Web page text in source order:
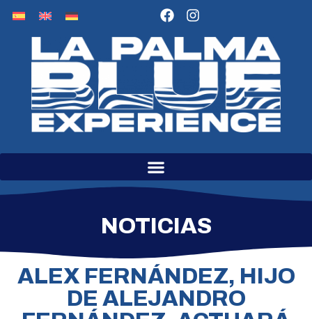
contenido
NOTICIAS
ALEX FERNÁNDEZ, HIJO
DE ALEJANDRO